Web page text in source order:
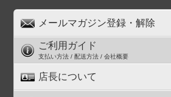
メールマガジン登録・解除
ご利用ガイド
支払い方法 / 配送方法 / 会社概要
店長について